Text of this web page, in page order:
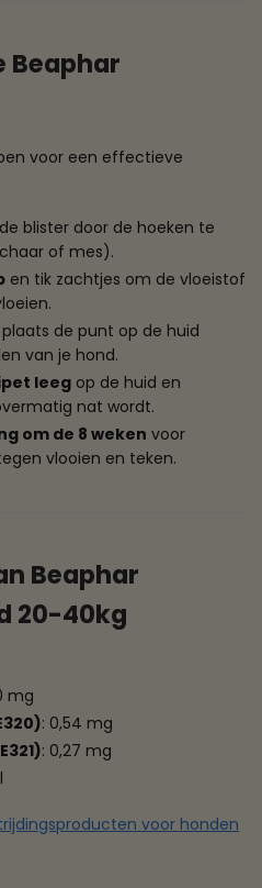
Beaphar
voor een effectieve
blister door de hoeken te
of mes).
en tik zachtjes om de vloeistof
de punt op de huid
van je hond.
leeg op de huid en
nat wordt.
om de 8 weken voor
vlooien en teken.
Beaphar
20-40kg
mg
: 0,54 mg
: 0,27 mg
voor honden